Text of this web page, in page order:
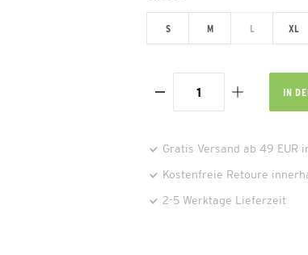
S M L XL
IN
Gratis Versand ab 49 EUR
Kostenfreie Retoure
2-5 Werktage Lieferzeit